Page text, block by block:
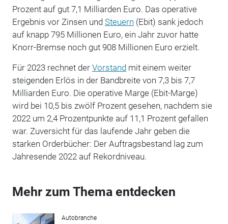
Prozent auf gut 7,1 Milliarden Euro. Das operative
Ergebnis vor Zinsen und Steuern (Ebit) sank jedoch
auf knapp 795 Millionen Euro, ein Jahr zuvor hatte
Knorr-Bremse noch gut 908 Millionen Euro erzielt.
Für 2023 rechnet der Vorstandmit einem weiter
steigenden Erlös in der Bandbreite von 7,3 bis 7,7
Milliarden Euro. Die operative Marge (Ebit-Marge)
wird bei 10,5 bis zwölf Prozent gesehen, nachdem sie
2022 um 2,4 Prozentpunkte auf 11,1 Prozent gefallen
war. Zuversicht für das laufende Jahr geben die
starken Orderbücher: Der Auftragsbestand lag zum
Jahresende 2022 auf Rekordniveau.
Mehr zum Thema entdecken
Autobranche